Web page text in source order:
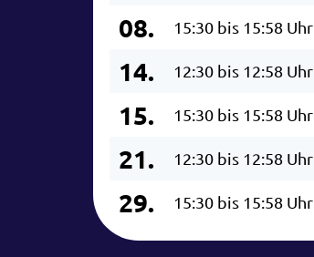
08. 15:30 bis 15:58 Uhr
14. 12:30 bis 12:58 Uhr
15. 15:30 bis 15:58 Uhr
21. 12:30 bis 12:58 Uhr
29. 15:30 bis 15:58 Uhr